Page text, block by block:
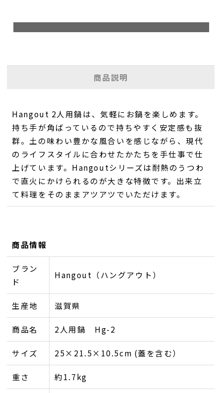
商品説明
Hangout 2人用鍋は、気軽にお鍋を楽しめます。
持ち手が角ばっているので持ちやすく安定感も抜
群。土の味わい豊かな風合いを感じながら、現代
のライフスタイルに合わせたかたちを手仕事で仕
上げています。Hangoutシリーズは耐熱のうつわ
で直火にかけられるのが大きな特徴です。出来立
て料理をそのままアツアツでいただけます。
商品情報
ブラン
ド
Hangout（ハングアウト）
生産地 滋賀県
商品名 2人用鍋 Hg-2
サイズ 25×21.5×10.5cm (蓋を含む）
重さ 約1.7kg